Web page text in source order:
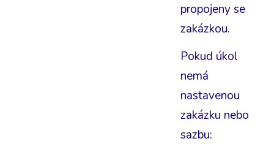
propojeny se
zakázkou.
Pokud úkol
nemá
nastavenou
zakázku nebo
sazbu: